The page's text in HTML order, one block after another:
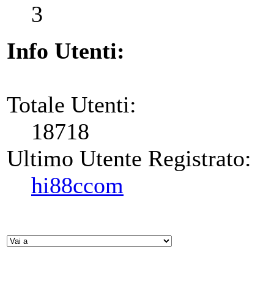
3
Info Utenti:
Totale Utenti:
18718
Ultimo Utente Registrato:
hi88ccom